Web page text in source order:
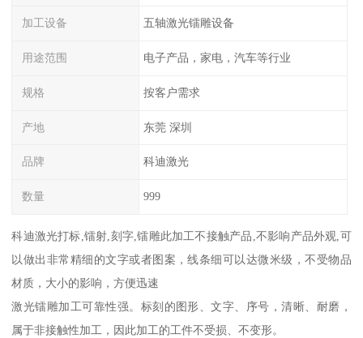
加工设备 五轴激光镭雕设备
用途范围 电子产品，家电，汽车等行业
规格 按客户需求
产地 东莞 深圳
品牌 科迪激光
数量 999
科迪激光打标,镭射,刻字,镭雕此加工不接触产品,不影响产品外观,可
以做出非常精细的文字或者图案，线条细可以达微米级，不受物品
材质，大小的影响，方便迅速
激光镭雕加工可靠性强。标刻的图形、文字、序号，清晰、耐磨，
属于非接触性加工，因此加工的工件不受损、不变形。